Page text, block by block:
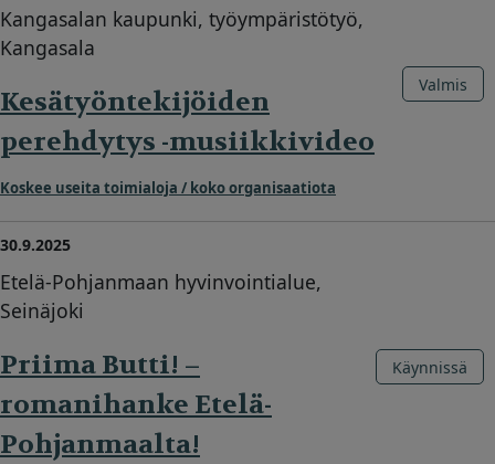
Kangasalan kaupunki, työympäristötyö,
Kangasala
Kesätyöntekijöiden
perehdytys -musiikkivideo
Koskee useita toimialoja / koko organisaatiota
Valmis
30.9.2025
Etelä-Pohjanmaan hyvinvointialue,
Seinäjoki
Priima Butti! –
romanihanke Etelä-
Pohjanmaalta!
Käynnissä